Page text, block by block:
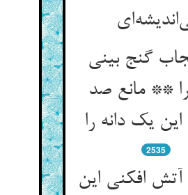
گنج بینی
** مانع صد
یک دانه را
2535
افکنی این